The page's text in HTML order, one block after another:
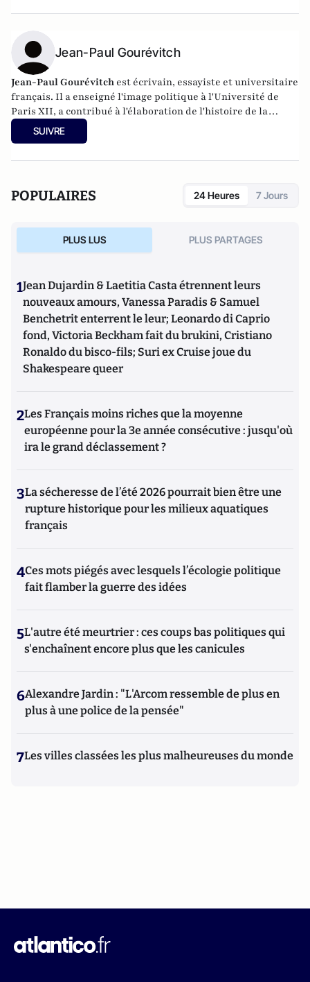
Jean-Paul Gourévitch
Jean-Paul Gourévitch est écrivain, essayiste et universitaire
français. Il a enseigné l'image politique à l'Université de
Paris XII, a contribué à l'élaboration de l'histoire de la
littérature de la jeunesse et de ses illustrateurs par ses
ouvrages et ses expositions, et a publié plusieurs ouvrages
Zemmour et le Grand Remplacement (Ovadia 2021), Le coût
SUIVRE
POPULAIRES 24 Heures 7 Jours
PLUS LUS PLUS PARTAGES
1Jean Dujardin & Laetitia Casta étrennent leurs
nouveaux amours, Vanessa Paradis & Samuel
Benchetrit enterrent le leur; Leonardo di Caprio
fond, Victoria Beckham fait du brukini, Cristiano
Ronaldo du bisco-fils; Suri ex Cruise joue du
Shakespeare queer
2Les Français moins riches que la moyenne
européenne pour la 3e année consécutive : jusqu'où
ira le grand déclassement ?
3La sécheresse de l’été 2026 pourrait bien être une
rupture historique pour les milieux aquatiques
français
4Ces mots piégés avec lesquels l’écologie politique
fait flamber la guerre des idées
5L'autre été meurtrier : ces coups bas politiques qui
s'enchaînent encore plus que les canicules
6Alexandre Jardin : "L'Arcom ressemble de plus en
plus à une police de la pensée"
7Les villes classées les plus malheureuses du monde